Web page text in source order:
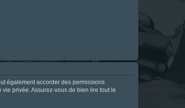
également accorder des permissions
privée. Assurez-vous de bien lire tout le